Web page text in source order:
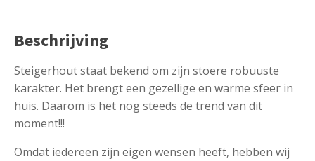
Beschrijving
Steigerhout staat bekend om zijn stoere robuuste
karakter. Het brengt een gezellige en warme sfeer in
huis. Daarom is het nog steeds de trend van dit
moment!!!
Omdat iedereen zijn eigen wensen heeft, hebben wij